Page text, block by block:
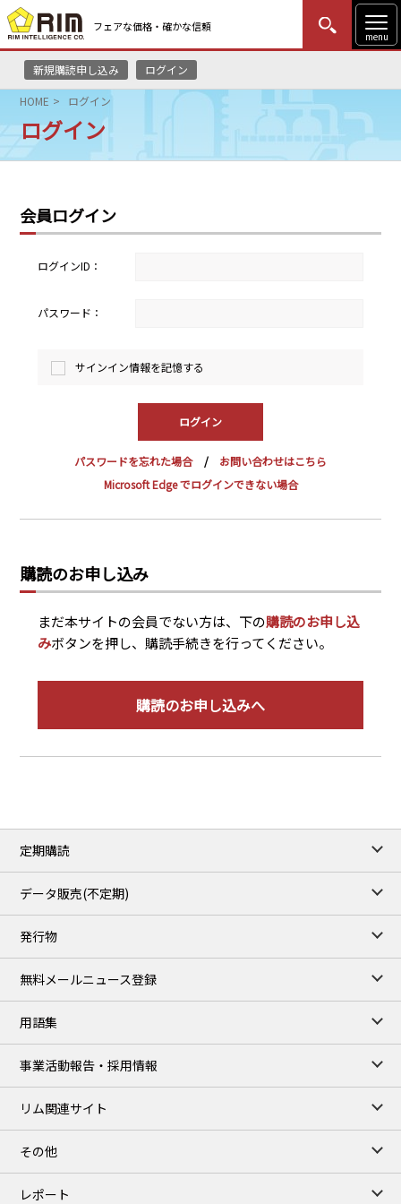
フェアな価格・確かな信頼
menu
新規購読申し込み ログイン
MENU
はじめての方
HOME
リムレポート
メソドロジー
研修・セミナー
採用情報
English Website
瑞姆亜太能源諮問(北京)
HOME ログイン
ログイン
会員ログイン
ログインID：
パスワード：
サインイン情報を記憶する
パスワードを忘れた場合
お問い合わせはこちら
Microsoft Edge でログインできない場合
購読のお申し込み
まだ本サイトの会員でない方は、下の購読のお申し込
みボタンを押し、購読手続きを行ってください。
購読のお申し込みへ
定期購読
データ販売(不定期)
発行物
無料メールニュース登録
用語集
事業活動報告・採用情報
リム関連サイト
その他
レポート